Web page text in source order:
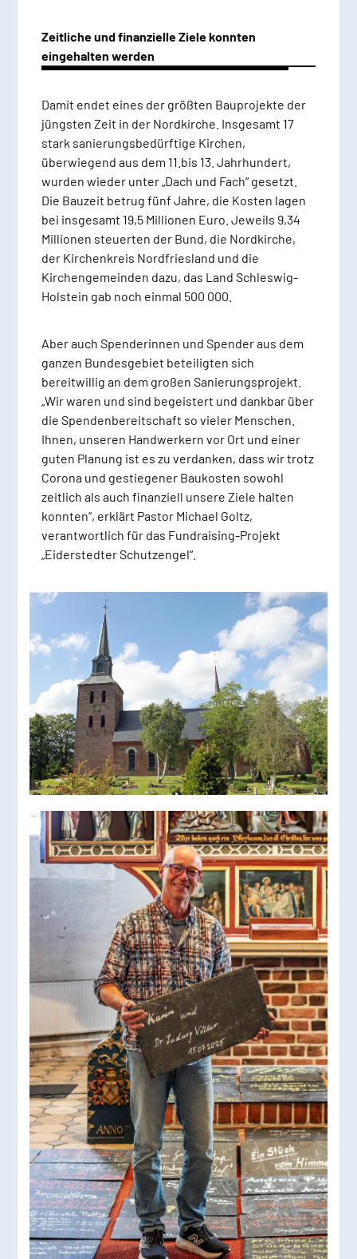
Zeitliche und finanzielle Ziele konnten
eingehalten werden
Damit endet eines der größten Bauprojekte der
jüngsten Zeit in der Nordkirche. Insgesamt 17
stark sanierungsbedürftige Kirchen,
überwiegend aus dem 11.bis 13. Jahrhundert,
wurden wieder unter „Dach und Fach“ gesetzt.
Die Bauzeit betrug fünf Jahre, die Kosten lagen
bei insgesamt 19,5 Millionen Euro. Jeweils 9,34
Millionen steuerten der Bund, die Nordkirche,
der Kirchenkreis Nordfriesland und die
Kirchengemeinden dazu, das Land Schleswig-
Holstein gab noch einmal 500 000.
Aber auch Spenderinnen und Spender aus dem
ganzen Bundesgebiet beteiligten sich
bereitwillig an dem großen Sanierungsprojekt.
„Wir waren und sind begeistert und dankbar über
die Spendenbereitschaft so vieler Menschen.
Ihnen, unseren Handwerkern vor Ort und einer
guten Planung ist es zu verdanken, dass wir trotz
Corona und gestiegener Baukosten sowohl
zeitlich als auch finanziell unsere Ziele halten
konnten“, erklärt Pastor Michael Goltz,
verantwortlich für das Fundraising-Projekt
„Eiderstedter Schutzengel“.